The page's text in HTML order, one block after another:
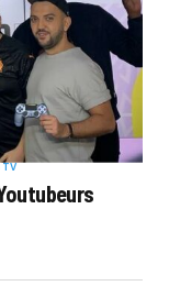
TV